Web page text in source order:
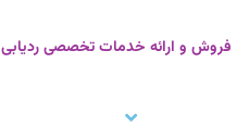
فروش و ارائه خدمات تخصصی ردیابی